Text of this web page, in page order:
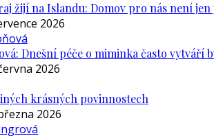
žijí na Islandu: Domov pro nás není
2026
Dnešní péče o miminka často
2026
krásných povinnostech
2026